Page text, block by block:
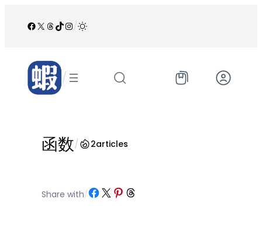
Facebook
X Threads
TikTok
Instagram
/
/
函数/ 2articles
Share with/Share on Facebook
Share on X Share on Pinterest
Share on Threads